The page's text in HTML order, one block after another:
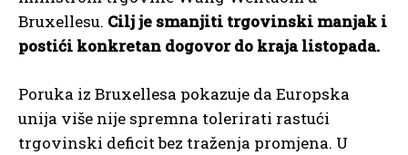
Bruxellesu. Cilj je smanjiti trgovinski manjak i
postići konkretan dogovor do kraja listopada.
Poruka iz Bruxellesa pokazuje da Europska
unija više nije spremna tolerirati rastući
trgovinski deficit bez traženja promjena. U